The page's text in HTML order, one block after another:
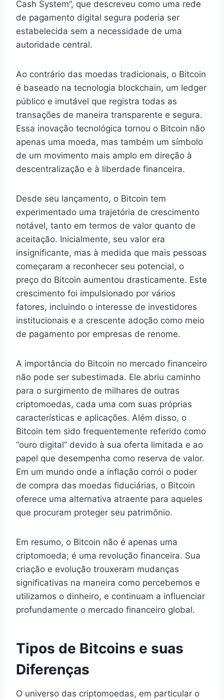
Cash System”, que descreveu como uma rede
de pagamento digital segura poderia ser
estabelecida sem a necessidade de uma
autoridade central.
Ao contrário das moedas tradicionais, o Bitcoin
é baseado na tecnologia blockchain, um ledger
público e imutável que registra todas as
transações de maneira transparente e segura.
Essa inovação tecnológica tornou o Bitcoin não
apenas uma moeda, mas também um símbolo
de um movimento mais amplo em direção à
descentralização e à liberdade financeira.
Desde seu lançamento, o Bitcoin tem
experimentado uma trajetória de crescimento
notável, tanto em termos de valor quanto de
aceitação. Inicialmente, seu valor era
insignificante, mas à medida que mais pessoas
começaram a reconhecer seu potencial, o
preço do Bitcoin aumentou drasticamente. Este
crescimento foi impulsionado por vários
fatores, incluindo o interesse de investidores
institucionais e a crescente adoção como meio
de pagamento por empresas de renome.
A importância do Bitcoin no mercado financeiro
não pode ser subestimada. Ele abriu caminho
para o surgimento de milhares de outras
criptomoedas, cada uma com suas próprias
características e aplicações. Além disso, o
Bitcoin tem sido frequentemente referido como
“ouro digital” devido à sua oferta limitada e ao
papel que desempenha como reserva de valor.
Em um mundo onde a inflação corrói o poder
de compra das moedas fiduciárias, o Bitcoin
oferece uma alternativa atraente para aqueles
que procuram proteger seu patrimônio.
Em resumo, o Bitcoin não é apenas uma
criptomoeda; é uma revolução financeira. Sua
criação e evolução trouxeram mudanças
significativas na maneira como percebemos e
utilizamos o dinheiro, e continuam a influenciar
profundamente o mercado financeiro global.
Tipos de Bitcoins e suas
Diferenças
O universo das criptomoedas, em particular o